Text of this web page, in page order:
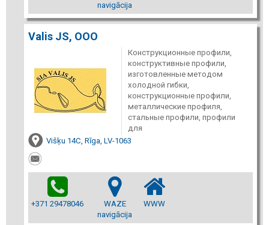
navigācija
Valis JS, ООО
Конструкционные профили,
конструктивные профили,
изготовленные методом
холодной гибки,
конструкционные профили,
металлические профиля,
стальные профили, профили
для
Višķu 14C, Rīga, LV-1063
+371 29478046
WAZE
navigācija
WWW